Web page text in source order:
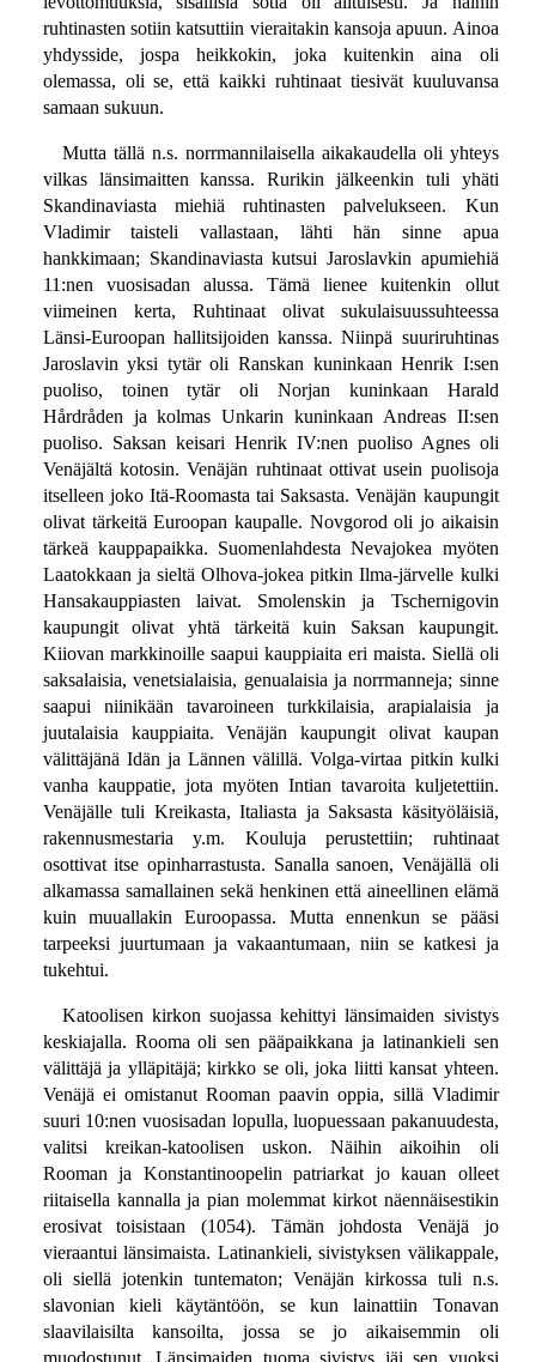
ruhtinasten sotiin katsuttiin vieraitakin kansoja apuun. Ainoa
yhdysside, jospa heikkokin, joka kuitenkin aina oli
olemassa, oli se, että kaikki ruhtinaat tiesivät kuuluvansa
samaan sukuun.
Mutta tällä n.s. norrmannilaisella aikakaudella oli yhteys
vilkas länsimaitten kanssa. Rurikin jälkeenkin tuli yhäti
Skandinaviasta miehiä ruhtinasten palvelukseen. Kun
Vladimir taisteli vallastaan, lähti hän sinne apua
hankkimaan; Skandinaviasta kutsui Jaroslavkin apumiehiä
11:nen vuosisadan alussa. Tämä lienee kuitenkin ollut
viimeinen kerta, Ruhtinaat olivat sukulaisuussuhteessa
Länsi-Euroopan hallitsijoiden kanssa. Niinpä suuriruhtinas
Jaroslavin yksi tytär oli Ranskan kuninkaan Henrik I:sen
puoliso, toinen tytär oli Norjan kuninkaan Harald
Hårdråden ja kolmas Unkarin kuninkaan Andreas II:sen
puoliso. Saksan keisari Henrik IV:nen puoliso Agnes oli
Venäjältä kotosin. Venäjän ruhtinaat ottivat usein puolisoja
itselleen joko Itä-Roomasta tai Saksasta. Venäjän kaupungit
olivat tärkeitä Euroopan kaupalle. Novgorod oli jo aikaisin
tärkeä kauppapaikka. Suomenlahdesta Nevajokea myöten
Laatokkaan ja sieltä Olhova-jokea pitkin Ilma-järvelle kulki
Hansakauppiasten laivat. Smolenskin ja Tschernigovin
kaupungit olivat yhtä tärkeitä kuin Saksan kaupungit.
Kiiovan markkinoille saapui kauppiaita eri maista. Siellä oli
saksalaisia, venetsialaisia, genualaisia ja norrmanneja; sinne
saapui niinikään tavaroineen turkkilaisia, arapialaisia ja
juutalaisia kauppiaita. Venäjän kaupungit olivat kaupan
välittäjänä Idän ja Lännen välillä. Volga-virtaa pitkin kulki
vanha kauppatie, jota myöten Intian tavaroita kuljetettiin.
Venäjälle tuli Kreikasta, Italiasta ja Saksasta käsityöläisiä,
rakennusmestaria y.m. Kouluja perustettiin; ruhtinaat
osottivat itse opinharrastusta. Sanalla sanoen, Venäjällä oli
alkamassa samallainen sekä henkinen että aineellinen elämä
kuin muuallakin Euroopassa. Mutta ennenkun se pääsi
tarpeeksi juurtumaan ja vakaantumaan, niin se katkesi ja
tukehtui.
Katoolisen kirkon suojassa kehittyi länsimaiden sivistys
keskiajalla. Rooma oli sen pääpaikkana ja latinankieli sen
välittäjä ja ylläpitäjä; kirkko se oli, joka liitti kansat yhteen.
Venäjä ei omistanut Rooman paavin oppia, sillä Vladimir
suuri 10:nen vuosisadan lopulla, luopuessaan pakanuudesta,
valitsi kreikan-katoolisen uskon. Näihin aikoihin oli
Rooman ja Konstantinoopelin patriarkat jo kauan olleet
riitaisella kannalla ja pian molemmat kirkot näennäisestikin
erosivat toisistaan (1054). Tämän johdosta Venäjä jo
vieraantui länsimaista. Latinankieli, sivistyksen välikappale,
oli siellä jotenkin tuntematon; Venäjän kirkossa tuli n.s.
slavonian kieli käytäntöön, se kun lainattiin Tonavan
slaavilaisilta kansoilta, jossa se jo aikaisemmin oli
muodostunut. Länsimaiden tuoma sivistys jäi sen vuoksi